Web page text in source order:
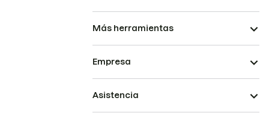
Más herramientas
Empresa
Asistencia